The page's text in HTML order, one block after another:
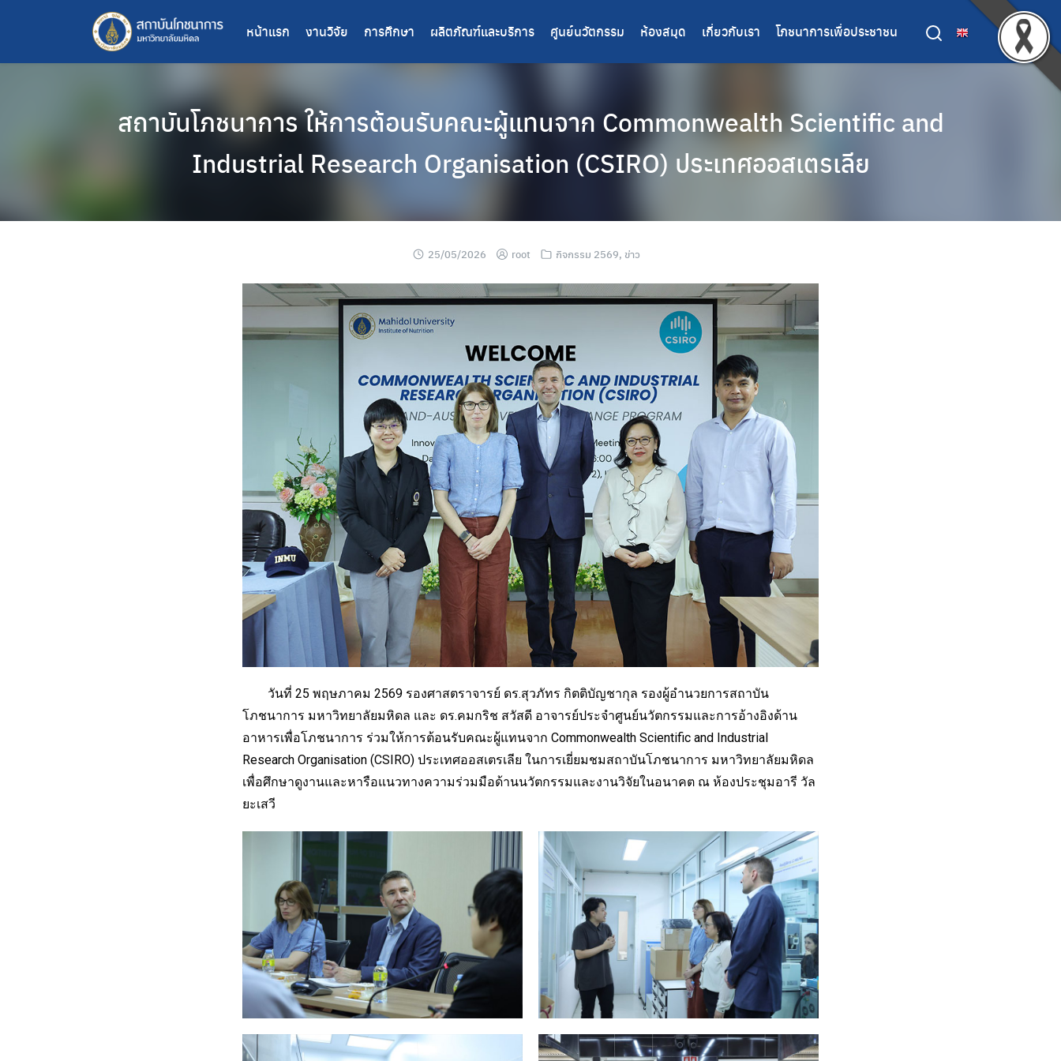
หน้าแรก งานวิจัย การศึกษา ผลิตภัณฑ์และบริการ ศูนย์นวัตกรรม ห้องสมุด เกี่ยวกับเรา โภชนาการเพื่อประชาชน
สถาบันโภชนาการ ให้การต้อนรับคณะผู้แทนจาก Commonwealth Scientific and
Industrial Research Organisation (CSIRO) ประเทศออสเตรเลีย
25/05/2026 root กิจกรรม 2569, ข่าว
วันที่ 25 พฤษภาคม 2569 รองศาสตราจารย์ ดร.สุวภัทร กิตติบัญชากุล รองผู้อำนวยการสถาบัน
โภชนาการ มหาวิทยาลัยมหิดล และ ดร.คมกริช สวัสดี อาจารย์ประจำศูนย์นวัตกรรมและการอ้างอิงด้าน
อาหารเพื่อโภชนาการ ร่วมให้การต้อนรับคณะผู้แทนจาก Commonwealth Scientific and Industrial
Research Organisation (CSIRO) ประเทศออสเตรเลีย ในการเยี่ยมชมสถาบันโภชนาการ มหาวิทยาลัยมหิดล
เพื่อศึกษาดูงานและหารือแนวทางความร่วมมือด้านนวัตกรรมและงานวิจัยในอนาคต ณ ห้องประชุมอารี วัล
ยะเสวี